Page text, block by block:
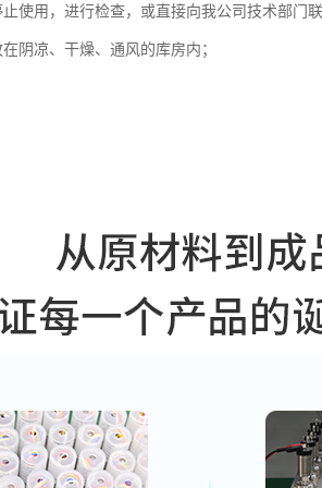
使用，进行检查，或直接向我公司技术部门
阴凉、干燥、通风的库房内；